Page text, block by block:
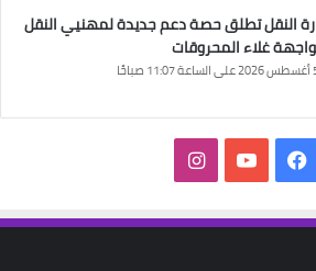
النقل تطلق حصة دعم جديدة لمهنيي النقل
غلاء المحروقات
11:07 صباحًا
فيسبوك‫YouTubeانستقرام